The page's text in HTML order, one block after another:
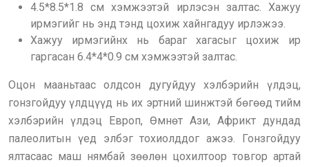
4.5*8.5*1.8 см хэмжээтэй ирлэсэн залтас. Хажуу
ирмэгийг нь энд тэнд цохиж хайнгадуу ирлэжээ.
Хажуу ирмэгийнх нь бараг хагасыг цохиж ир
гаргасан 6.4*4*0.9 см хэмжээтэй залтас.
Оцон мааньтаас олдсон дугуйдуу хэлбэрийн үлдэц,
гонзгойдуу үлдцүүд нь их эртний шинжтэй бөгөөд тийм
хэлбэрийн үлдэц Европ, Өмнөт Ази, Африкт дундад
палеолитын үед элбэг тохиолддог ажээ. Гонзгойдуу
ялтасаас маш нямбай зөөлөн цохилтоор товгор артай